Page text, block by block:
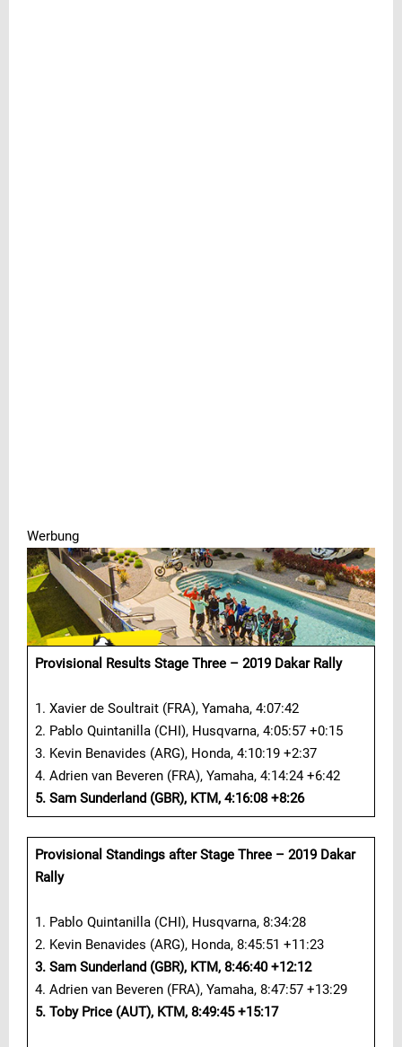
Werbung
Provisional Results Stage Three – 2019 Dakar Rally
1. Xavier de Soultrait (FRA), Yamaha, 4:07:42
2. Pablo Quintanilla (CHI), Husqvarna, 4:05:57 +0:15
3. Kevin Benavides (ARG), Honda, 4:10:19 +2:37
4. Adrien van Beveren (FRA), Yamaha, 4:14:24 +6:42
5. Sam Sunderland (GBR), KTM, 4:16:08 +8:26
Provisional Standings after Stage Three – 2019 Dakar
Rally
1. Pablo Quintanilla (CHI), Husqvarna, 8:34:28
2. Kevin Benavides (ARG), Honda, 8:45:51 +11:23
3. Sam Sunderland (GBR), KTM, 8:46:40 +12:12
4. Adrien van Beveren (FRA), Yamaha, 8:47:57 +13:29
5. Toby Price (AUT), KTM, 8:49:45 +15:17